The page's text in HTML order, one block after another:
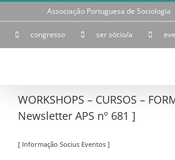
Skip
Associação Portuguesa de Sociologia
congresso ser sócio/a
WORKSHOPS – CURSOS –
Newsletter APS nº 681 ]
[ Informação Socius Eventos ]